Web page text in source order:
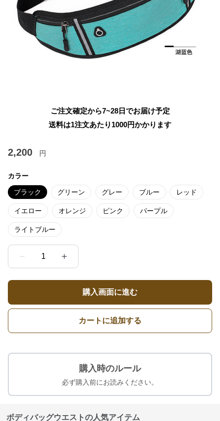
ご注文確定から7~28日でお届け予定
送料は1注文あたり 1000円かかります
2,200 円
カラー
ブラック グリーン グレー ブルー レッド
イエロー オレンジ ピンク パープル
ライトブルー
1
購入画面に進む
カートに追加する
購入時のルール
必ず購入前にお読みください。
ボディバッグウエストの人気アイテム